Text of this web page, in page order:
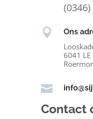
 Ons
6041 LE

Contact